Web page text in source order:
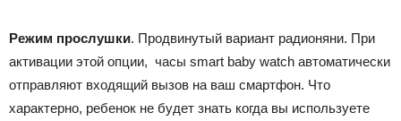
Режим прослушки. Продвинутый вариант радионяни. При
активации этой опции, часы smart baby watch автоматически
отправляют входящий вызов на ваш смартфон. Что
характерно, ребенок не будет знать когда вы используете